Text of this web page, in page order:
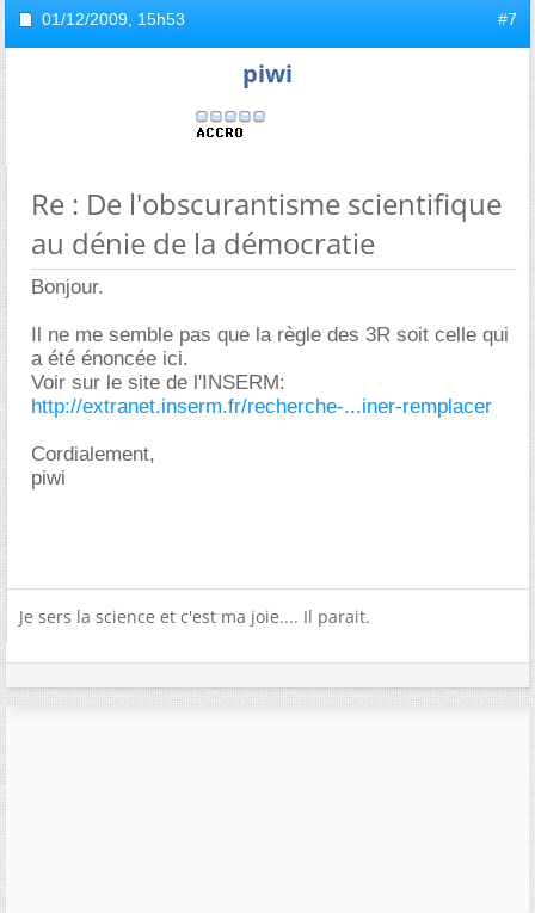
01/12/2009, 15h53 #7
piwi
Re : De l'obscurantisme scientifique
au dénie de la démocratie
Bonjour.
Il ne me semble pas que la règle des 3R soit celle qui
a été énoncée ici.
Voir sur le site de l'INSERM:
http://extranet.inserm.fr/recherche-...iner-remplacer
Cordialement,
piwi
Je sers la science et c'est ma joie.... Il parait.